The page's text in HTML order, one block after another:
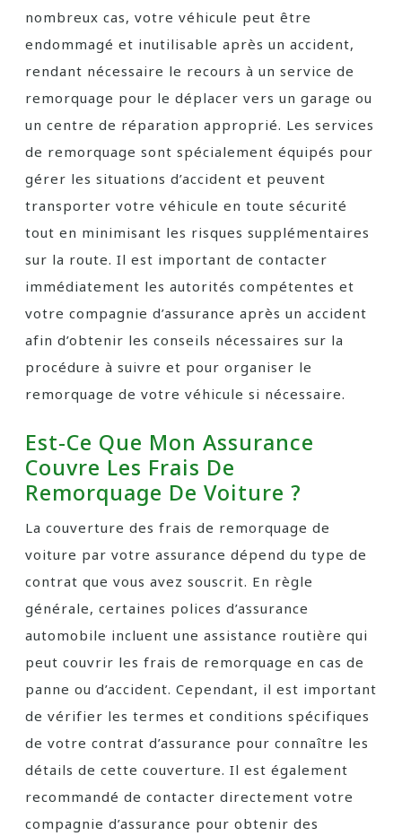
nombreux cas, votre véhicule peut être
endommagé et inutilisable après un accident,
rendant nécessaire le recours à un service de
remorquage pour le déplacer vers un garage ou
un centre de réparation approprié. Les services
de remorquage sont spécialement équipés pour
gérer les situations d’accident et peuvent
transporter votre véhicule en toute sécurité
tout en minimisant les risques supplémentaires
sur la route. Il est important de contacter
immédiatement les autorités compétentes et
votre compagnie d’assurance après un accident
afin d’obtenir les conseils nécessaires sur la
procédure à suivre et pour organiser le
remorquage de votre véhicule si nécessaire.
Est-Ce Que Mon Assurance
Couvre Les Frais De
Remorquage De Voiture ?
La couverture des frais de remorquage de
voiture par votre assurance dépend du type de
contrat que vous avez souscrit. En règle
générale, certaines polices d’assurance
automobile incluent une assistance routière qui
peut couvrir les frais de remorquage en cas de
panne ou d’accident. Cependant, il est important
de vérifier les termes et conditions spécifiques
de votre contrat d’assurance pour connaître les
détails de cette couverture. Il est également
recommandé de contacter directement votre
compagnie d’assurance pour obtenir des